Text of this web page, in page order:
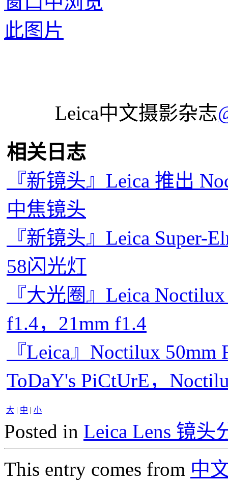
Leica中文摄影杂志
相关日志
『新镜头』Leica 推出
中焦镜头
『新镜头』Leica Super-
58闪光灯
『大光圈』Leica
f1.4，21mm f1.4
『Leica』Noctilux
ToDaY's PiCtUrE，
大 | 中 | 小
Posted in Leica Lens 镜头
This entry comes from 中